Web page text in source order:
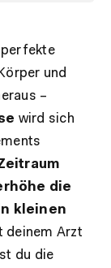
und
–
wird sich
die
kleinen
deinem Arzt
du die